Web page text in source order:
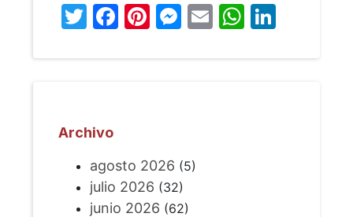
Twitter
Facebook
Pinterest
Messenger
Email
Archivo
agosto 2026 (5)
julio 2026 (32)
junio 2026 (62)